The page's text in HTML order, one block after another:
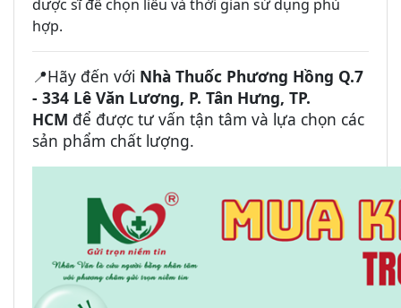
dược sĩ để chọn liều và thời gian sử dụng phù
hợp.
📍Hãy đến với Nhà Thuốc Phương Hồng Q.7
- 334 Lê Văn Lương, P. Tân Hưng, TP.
HCM để được tư vấn tận tâm và lựa chọn các
sản phẩm chất lượng.